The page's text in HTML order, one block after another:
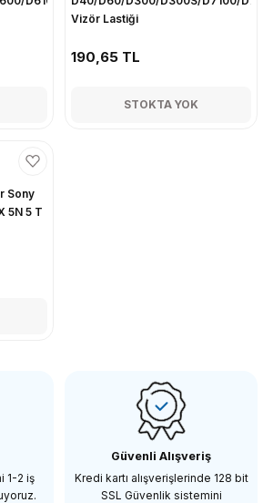
Vizör Lastiği
190,65 TL
STOKTA YOK
Sony
5N 5 T
1-2 iş
Güvenli Alışveriş
Kredi kartı alışverişlerinde 128 bit
SSL Güvenlik sistemini